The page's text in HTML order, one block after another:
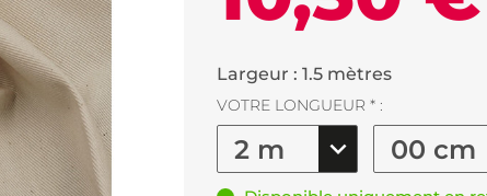
Largeur : 1.5 mètres
VOTRE LONGUEUR * :